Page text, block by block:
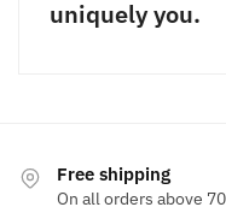
uniquely you.
Free shipping
On all orders above